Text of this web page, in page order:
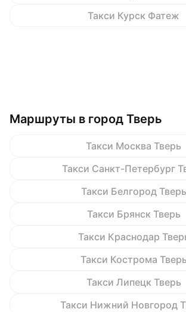
Такси Курск Фатеж
Маршруты в город Тверь
Такси Москва Тверь
Такси Санкт-Петербург
Такси Белгород Тверь
Такси Брянск Тверь
Такси Краснодар
Такси Кострома Тверь
Такси Липецк Тверь
Такси Нижний Новгород